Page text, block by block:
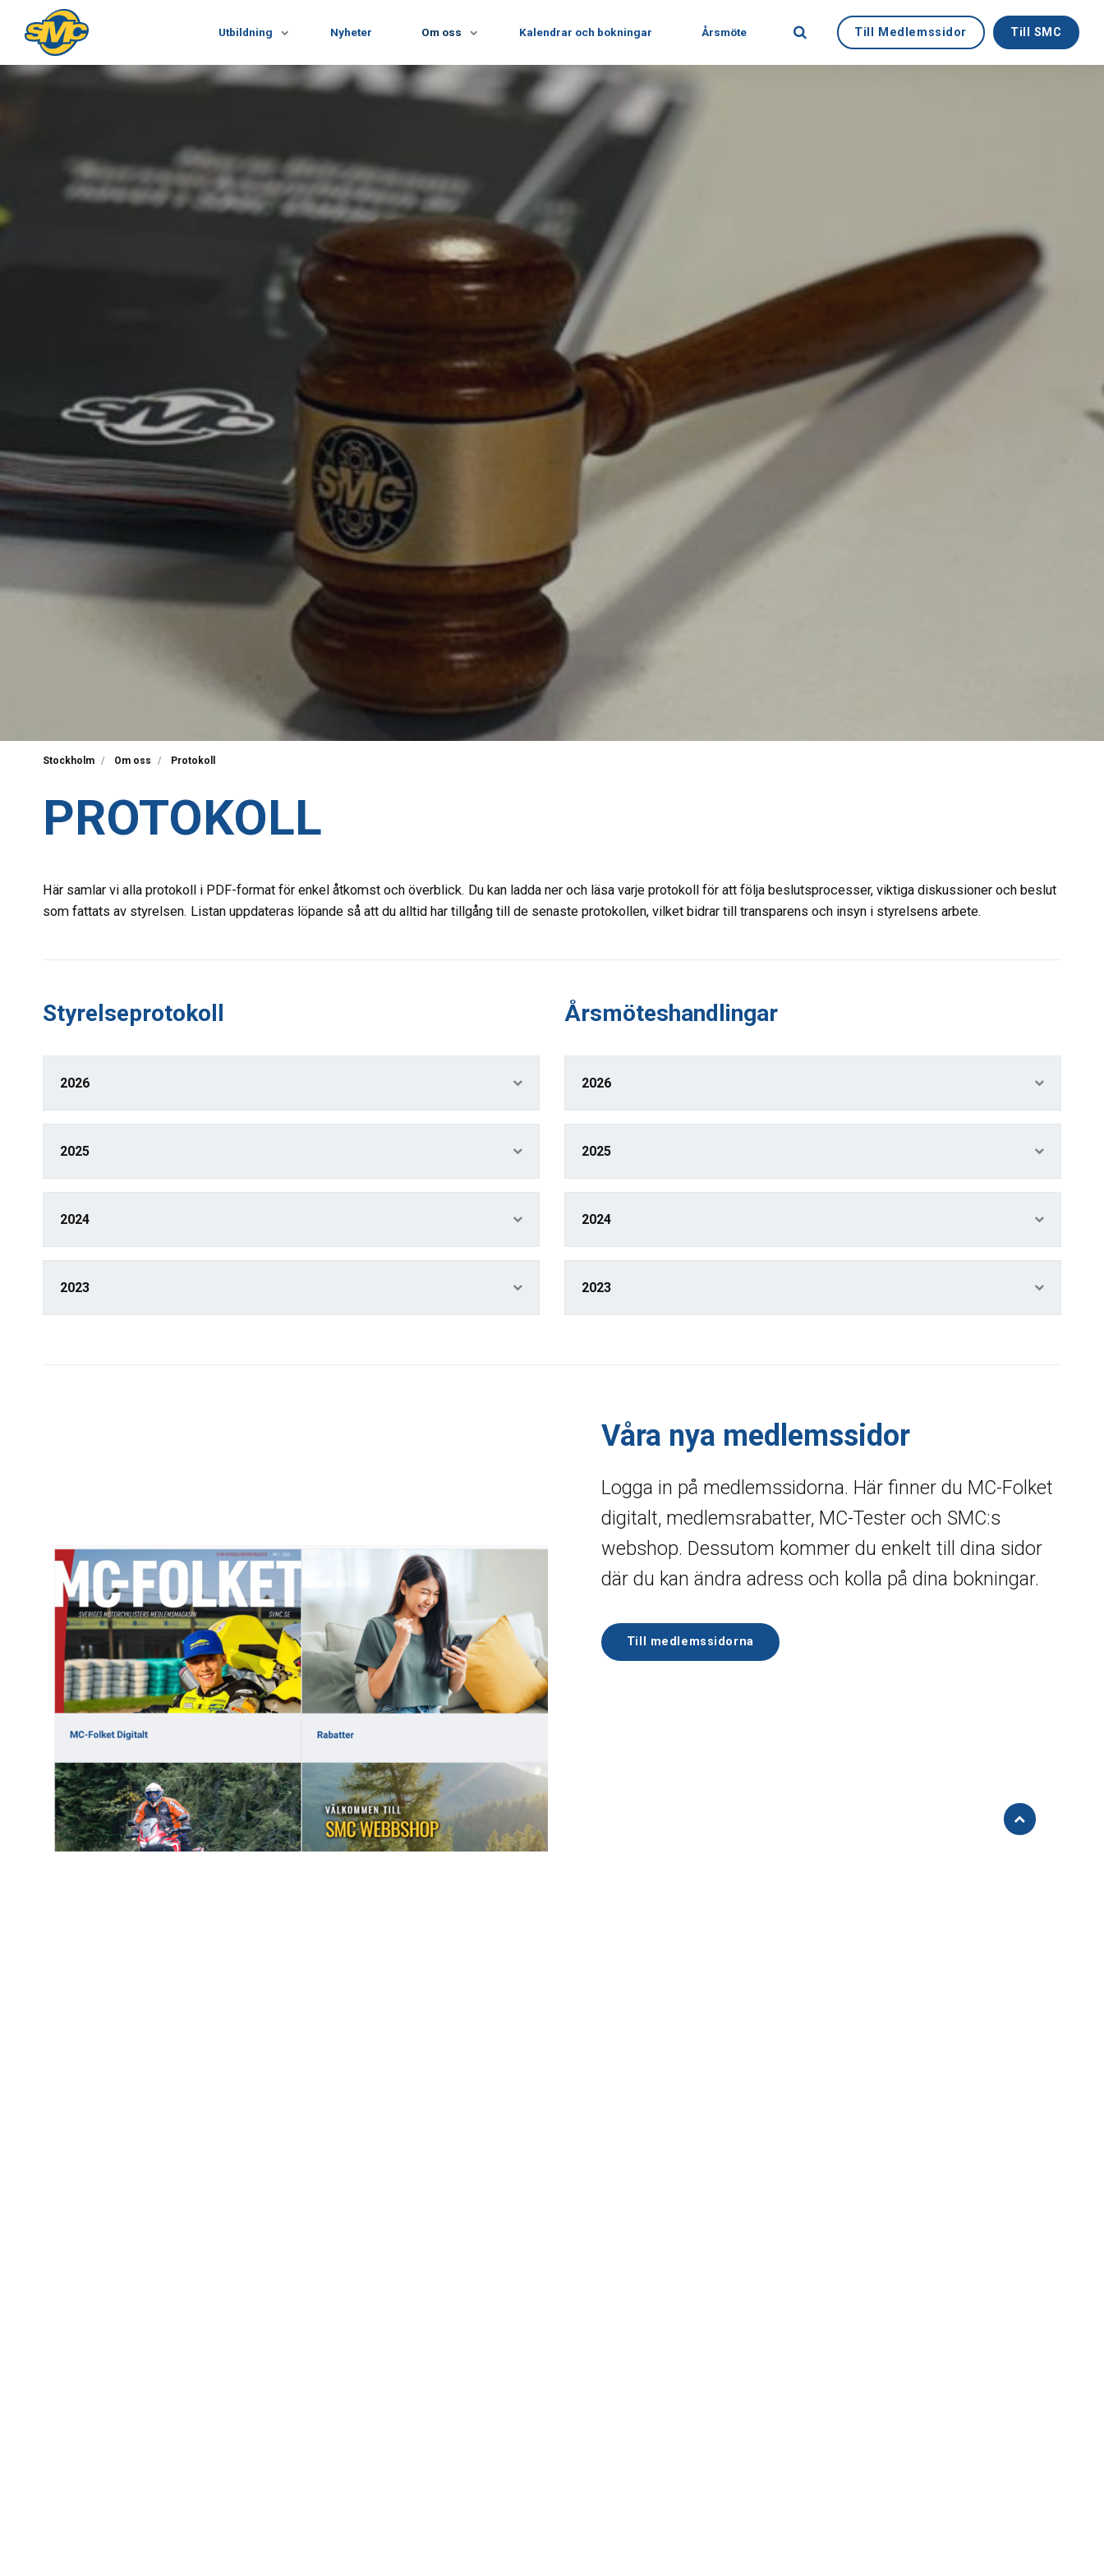
Utbildning Nyheter Om oss Kalendrar och bokningar Årsmöte Till Medlemssidor Till SMC
Stockholm Om oss Protokoll
PROTOKOLL
Här samlar vi alla protokoll i PDF-format för enkel åtkomst och överblick. Du kan ladda ner och läsa varje protokoll för att följa beslutsprocesser, viktiga diskussioner och beslut
som fattats av styrelsen. Listan uppdateras löpande så att du alltid har tillgång till de senaste protokollen, vilket bidrar till transparens och insyn i styrelsens arbete.
Styrelseprotokoll
2026
2025
2024
2023
Årsmöteshandlingar
2026
2025
2024
2023
Våra nya medlemssidor
Logga in på medlemssidorna. Här finner du MC-Folket
digitalt, medlemsrabatter, MC-Tester och SMC:s
webshop. Dessutom kommer du enkelt till dina sidor
där du kan ändra adress och kolla på dina bokningar.
Till medlemssidorna
Åk